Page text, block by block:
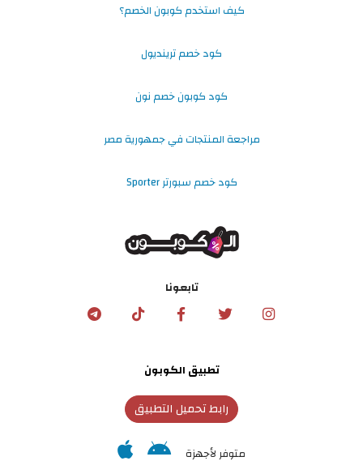
كيف استخدم كوبون الخصم؟
كود خصم ترينديول
كود كوبون خصم نون
مراجعة المنتجات في جمهورية مصر
كود خصم سبورتر Sporter
تابعونا
تطبيق الكوبون
رابط تحميل التطبيق
متوفر لأجهزة